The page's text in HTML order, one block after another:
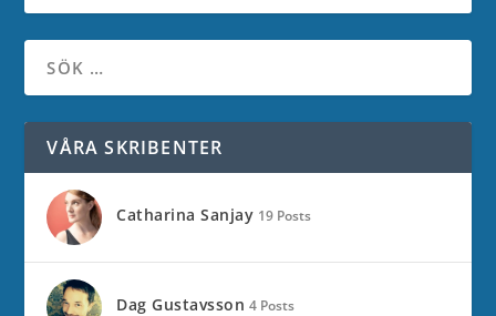
VÅRA SKRIBENTER
Catharina Sanjay 19 Posts
Dag Gustavsson 4 Posts